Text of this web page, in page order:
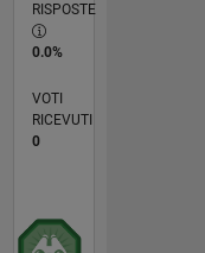
RISPOSTE
0.0%
VOTI
RICEVUTI
0